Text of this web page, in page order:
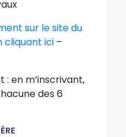
sur le site du
cliquant ici –
: en m’inscrivant,
des 6